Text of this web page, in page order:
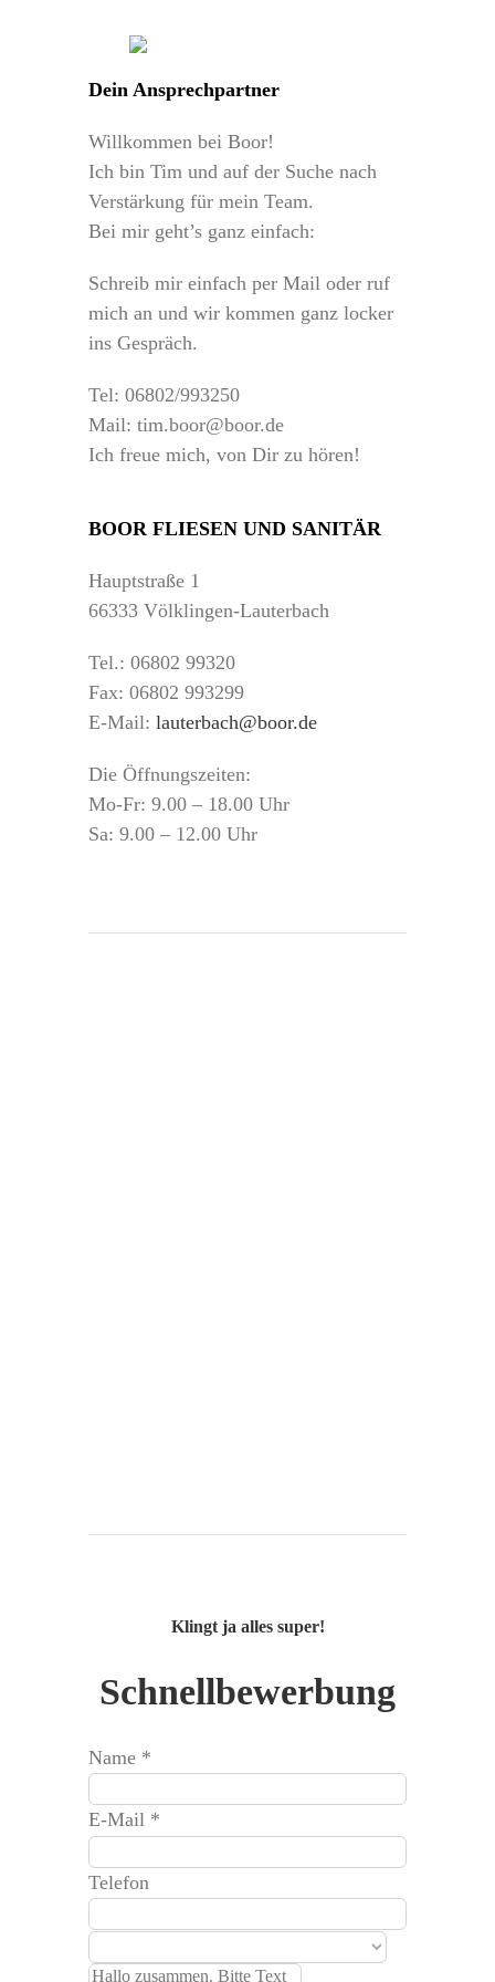
Dein Ansprechpartner
Willkommen bei Boor!
Ich bin Tim und auf der Suche nach
Verstärkung für mein Team.
Bei mir geht’s ganz einfach:
Schreib mir einfach per Mail oder ruf
mich an und wir kommen ganz locker
ins Gespräch.
Tel: 06802/993250
Mail: tim.boor@boor.de
Ich freue mich, von Dir zu hören!
BOOR FLIESEN UND SANITÄR
Hauptstraße 1
66333 Völklingen-Lauterbach
Tel.: 06802 99320
Fax: 06802 993299
E-Mail:lauterbach@boor.de
Die Öffnungszeiten:
Mo-Fr: 9.00 – 18.00 Uhr
Sa: 9.00 – 12.00 Uhr
Klingt ja alles super!
Schnellbewerbung
Name *
E-Mail *
Telefon